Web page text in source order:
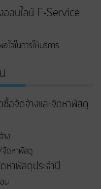
ออนไลน์ E-Service
ใจในการให้บริการ
ซื้อจัดจ้างและจัดหาพัสดุ
ง
จัดหาพัสดุ
หาพัสดุประจำปี
น